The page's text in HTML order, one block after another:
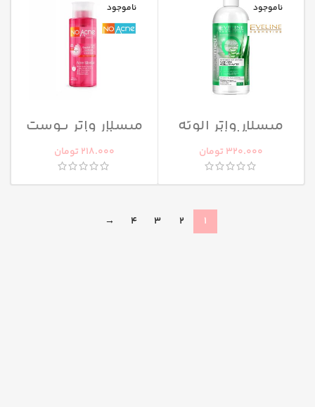
ناموجود
میسلار واتر آلوئه
ورا اولاین
320.000 تومان
ناموجود
میسلار واتر پوست
نرمال تا چرب نو
آکنه
218.000 تومان
1
2
3
4
→